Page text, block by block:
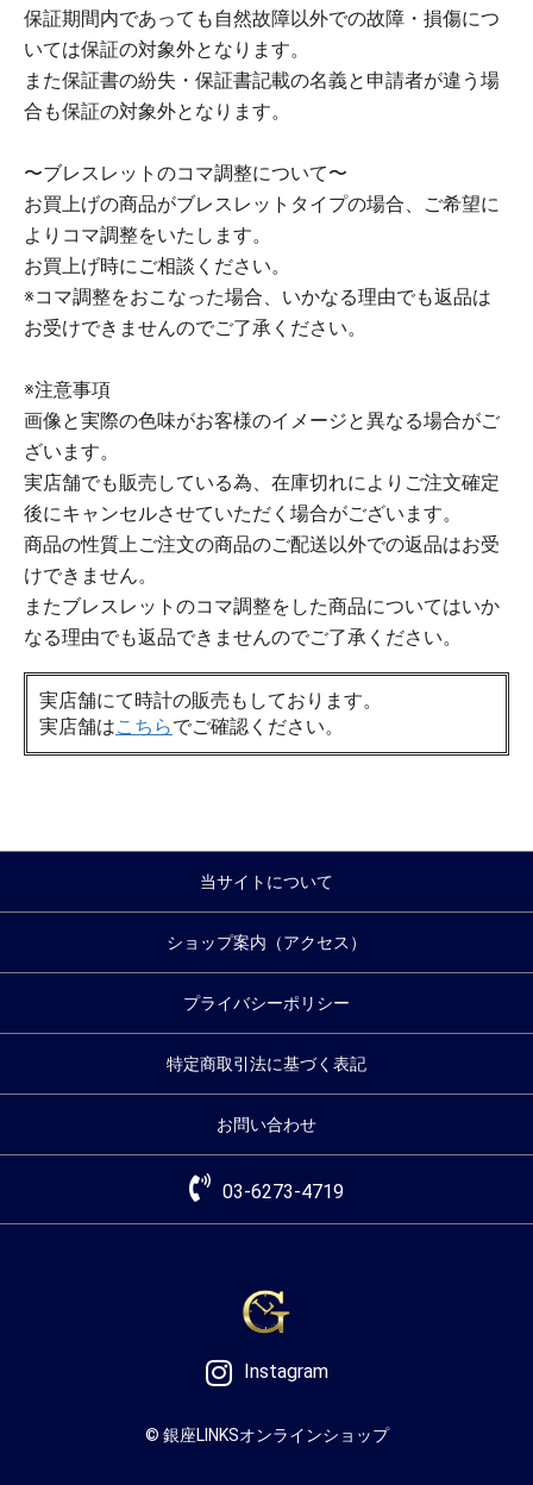
保証期間内であっても自然故障以外での故障・損傷につ
いては保証の対象外となります。
また保証書の紛失・保証書記載の名義と申請者が違う場
合も保証の対象外となります。
〜ブレスレットのコマ調整について〜
お買上げの商品がブレスレットタイプの場合、ご希望に
よりコマ調整をいたします。
お買上げ時にご相談ください。
※コマ調整をおこなった場合、いかなる理由でも返品は
お受けできませんのでご了承ください。
※注意事項
画像と実際の色味がお客様のイメージと異なる場合がご
ざいます。
実店舗でも販売している為、在庫切れによりご注文確定
後にキャンセルさせていただく場合がございます。
商品の性質上ご注文の商品のご配送以外での返品はお受
けできません。
またブレスレットのコマ調整をした商品についてはいか
なる理由でも返品できませんのでご了承ください。
実店舗にて時計の販売もしております。
実店舗はこちらでご確認ください。
当サイトについて
ショップ案内（アクセス）
プライバシーポリシー
特定商取引法に基づく表記
お問い合わせ
03-6273-4719
Instagram
© 銀座LINKSオンラインショップ